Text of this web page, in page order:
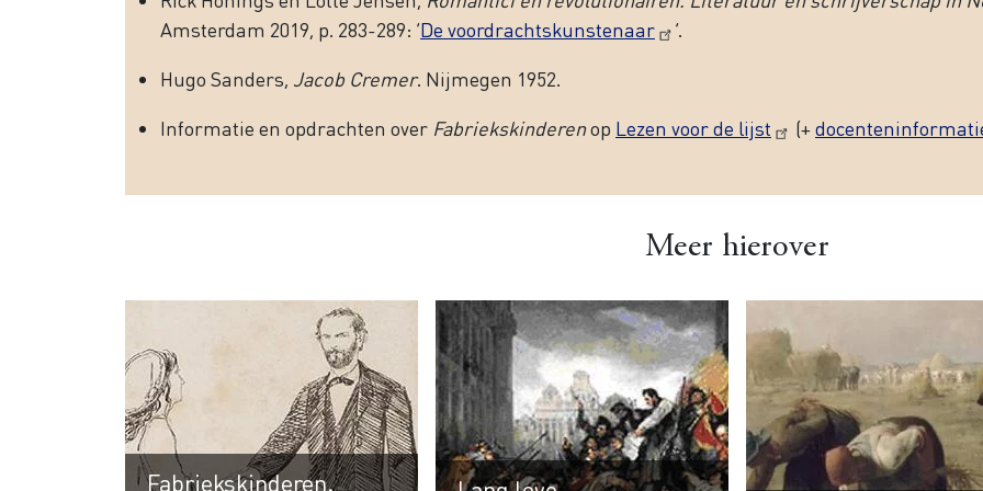
Amsterdam 2019, p. 283-289: ‘De voordrachtskunstenaar
’.
Hugo Sanders, Jacob Cremer. Nijmegen 1952.
Informatie en opdrachten over Fabriekskinderenop Lezen voor de lijst (+
Meer hierover
Fabriekskinderen.